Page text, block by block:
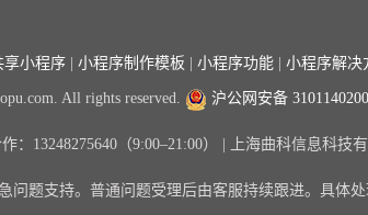
享小程序 小程序制作模板 小程序功能 小程序解决
All rights reserved. 沪公网安备
：13248275640（9:00–21:00） | 上海曲科信息科
问题支持。普通问题受理后由客服持续跟进。具体